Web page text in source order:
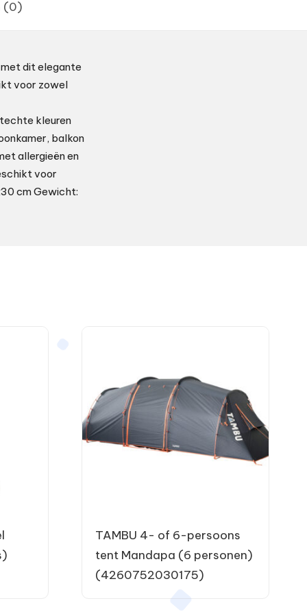
(0)
dit elegante
voor zowel
kleuren
balkon
allergieën en
voor
cm Gewicht:
TAMBU 4- of 6-persoons
tent Mandapa (6 personen)
(4260752030175)